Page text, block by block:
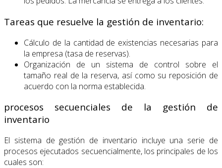
Tareas que resuelve la gestión de inventario:
Cálculo de la cantidad de existencias necesarias para
la empresa (tasa de reservas).
Organización de un sistema de control sobre el
tamaño real de la reserva, así como su reposición de
acuerdo con la norma establecida.
procesos secuenciales de la gestión de
inventario
El sistema de gestión de inventario incluye una serie de
procesos ejecutados secuencialmente, los principales de los
cuales son: